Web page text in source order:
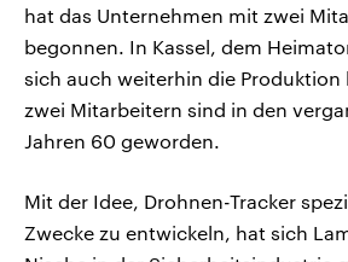
hat das Unternehmen mit zwei
begonnen. In Kassel, dem
sich auch weiterhin die Produktion
zwei Mitarbeitern sind in den
Jahren 60 geworden.
Mit der Idee, Drohnen-Tracker
Zwecke zu entwickeln, hat sich